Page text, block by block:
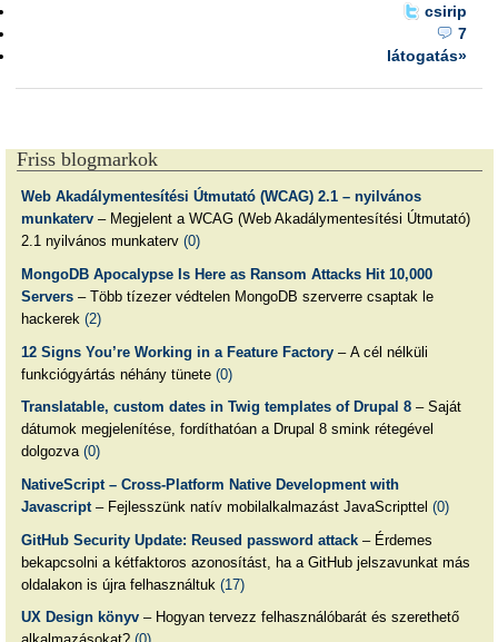
csirip
7
látogatás»
Friss blogmarkok
Web Akadálymentesítési Útmutató (WCAG) 2.1 – nyilvános
munkaterv– Megjelent a WCAG (Web Akadálymentesítési Útmutató)
2.1 nyilvános munkaterv (0)
MongoDB Apocalypse Is Here as Ransom Attacks Hit 10,000
Servers– Több tízezer védtelen MongoDB szerverre csaptak le
hackerek (2)
12 Signs You’re Working in a Feature Factory– A cél nélküli
funkciógyártás néhány tünete (0)
Translatable, custom dates in Twig templates of Drupal 8– Saját
dátumok megjelenítése, fordíthatóan a Drupal 8 smink rétegével
dolgozva (0)
NativeScript – Cross-Platform Native Development with
Javascript– Fejlesszünk natív mobilalkalmazást JavaScripttel (0)
GitHub Security Update: Reused password attack– Érdemes
bekapcsolni a kétfaktoros azonosítást, ha a GitHub jelszavunkat más
oldalakon is újra felhasználtuk (17)
UX Design könyv– Hogyan tervezz felhasználóbarát és szerethető